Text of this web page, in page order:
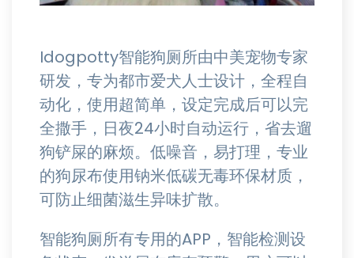
Idogpotty智能狗厕所由中美宠物专家
研发，专为都市爱犬人士设计，全程自
动化，使用超简单，设定完成后可以完
全撒手，日夜24小时自动运行，省去遛
狗铲屎的麻烦。低噪音，易打理，专业
的狗尿布使用钠米低碳无毒环保材质，
可防止细菌滋生异味扩散。
智能狗厕所有专用的APP，智能检测设